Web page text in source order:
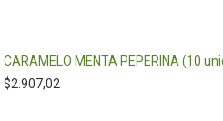
CARAMELO MENTA PEPERINA (10
$2.907,02